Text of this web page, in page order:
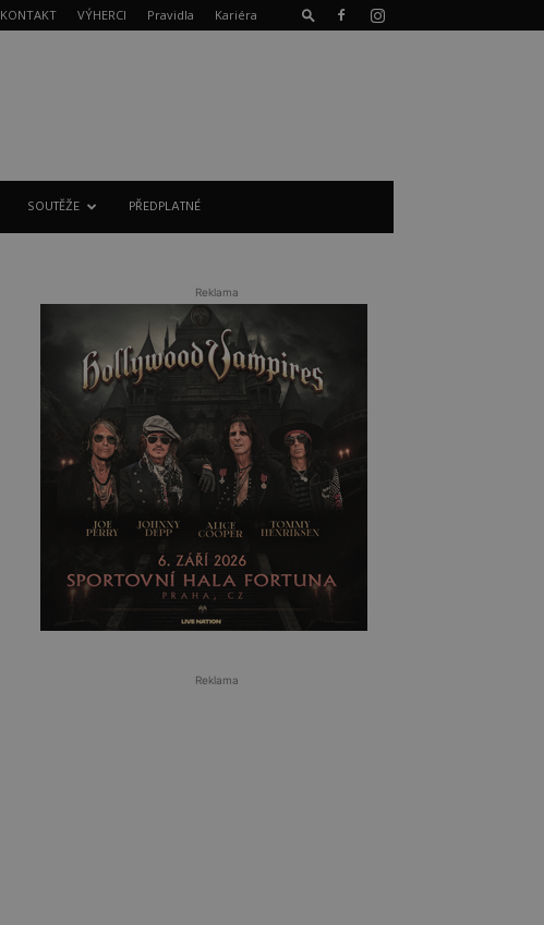
KONTAKT VÝHERCI Pravidla Kariéra
SOUTĚŽE PŘEDPLATNÉ
Reklama
Reklama